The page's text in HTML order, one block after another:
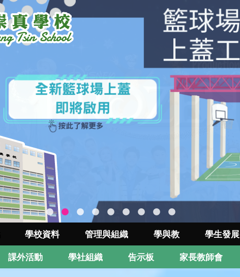
學校資料 管理與組織 學與教 學生發展
課外活動 學社組織 告示板 家長教師會